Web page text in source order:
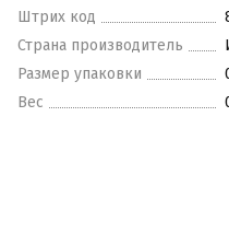
Штрих код
Страна производитель
Размер упаковки
Вес